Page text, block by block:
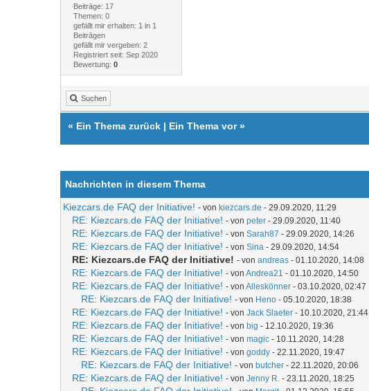
Beiträge: 17
Themen: 0
gefällt mir erhalten: 1 in 1
Beiträgen
gefällt mir vergeben: 2
Registriert seit: Sep 2020
Bewertung: 0
Suchen
« Ein Thema zurück | Ein Thema vor»
Nachrichten in diesem Thema
Kiezcars.de FAQ der Initiative! - von kiezcars.de - 29.09.2020, 11:29
RE: Kiezcars.de FAQ der Initiative! - von peter - 29.09.2020, 11:40
RE: Kiezcars.de FAQ der Initiative! - von Sarah87 - 29.09.2020, 14:26
RE: Kiezcars.de FAQ der Initiative! - von Sina - 29.09.2020, 14:54
RE: Kiezcars.de FAQ der Initiative! - von andreas - 01.10.2020, 14:08
RE: Kiezcars.de FAQ der Initiative! - von Andrea21 - 01.10.2020, 14:50
RE: Kiezcars.de FAQ der Initiative! - von Alleskönner - 03.10.2020, 02:47
RE: Kiezcars.de FAQ der Initiative! - von Heno - 05.10.2020, 18:38
RE: Kiezcars.de FAQ der Initiative! - von Jack Slaeter - 10.10.2020, 21:44
RE: Kiezcars.de FAQ der Initiative! - von big - 12.10.2020, 19:36
RE: Kiezcars.de FAQ der Initiative! - von magic - 10.11.2020, 14:28
RE: Kiezcars.de FAQ der Initiative! - von goddy - 22.11.2020, 19:47
RE: Kiezcars.de FAQ der Initiative! - von butcher - 22.11.2020, 20:06
RE: Kiezcars.de FAQ der Initiative! - von Jenny R. - 23.11.2020, 18:25